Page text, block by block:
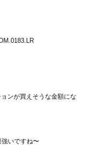
ンが買えそうな金額にな
いですね〜